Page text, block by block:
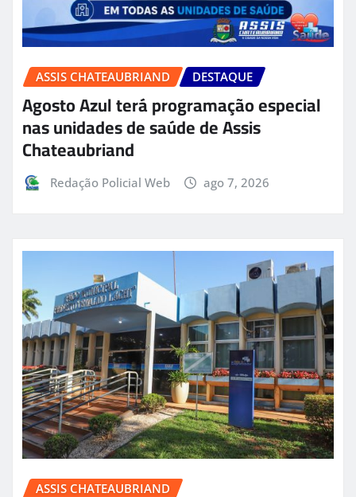
ASSIS CHATEAUBRIAND DESTAQUE
Agosto Azul terá programação especial
nas unidades de saúde de Assis
Chateaubriand
Redação Policial Web ago 7, 2026
ASSIS CHATEAUBRIAND